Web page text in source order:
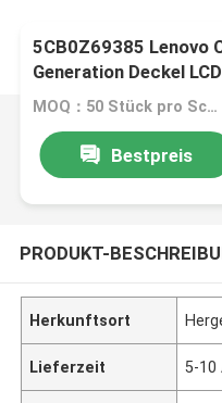
5CB0Z69385 Lenovo
Generation Deckel
Aluminium
MOQ：50 Stück pro Schachtel
Bestpreis
PRODUKT-
Herkunftsort
Lieferzeit 5-10